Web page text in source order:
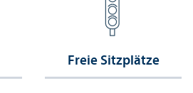
Freie Sitzplätze